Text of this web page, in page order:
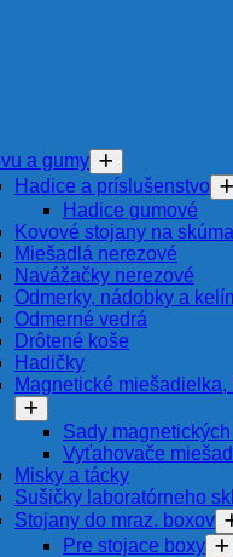
a gumy
Hadice a príslušenstvo
Hadice gumové
Kovové stojany na
Miešadlá nerezové
Navážačky nerezové
Odmerky, nádobky a
Odmerné vedrá
Drôtené koše
Hadičky
Magnetické
Sady magnetických
Vyťahovače
Misky a tácky
Sušičky laboratórneho
Stojany do mraz. boxov
Pre stojace boxy